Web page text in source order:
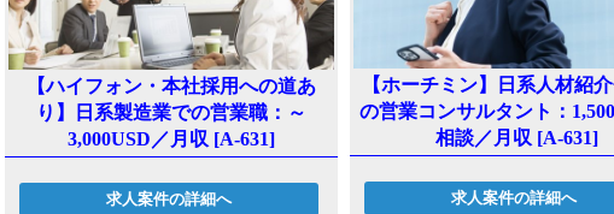
【ハイフォン・本社採用への道あ
り】日系製造業での営業職：～
3,000USD／月収 [A-631]
求人案件の詳細へ
【ホーチミン】日系人材紹
の営業コンサルタント：
相談／月収 [A-631]
求人案件の詳細へ